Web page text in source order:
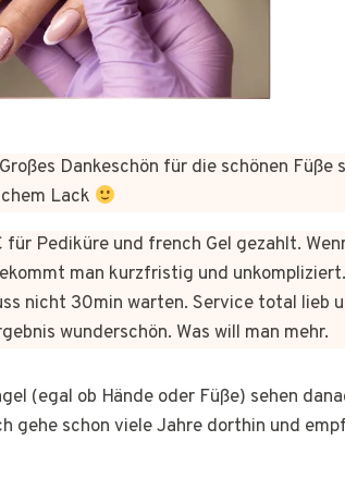
Dankeschön für die schönen Füße
Lack
Pediküre und french Gel gezahlt.
man kurzfristig und
nicht 30min warten. Service total lieb
wunderschön. Was will man mehr.
(egal ob Hände oder Füße) sehen
gehe schon viele Jahre dorthin und